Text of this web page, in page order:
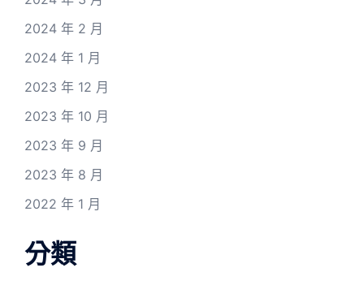
2024 年 2 月
2024 年 1 月
2023 年 12 月
2023 年 10 月
2023 年 9 月
2023 年 8 月
2022 年 1 月
分類